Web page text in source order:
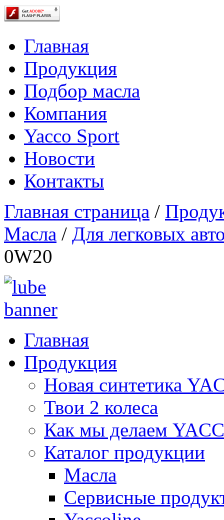
Главная
Продукция
Подбор масла
Компания
Yacco Sport
Новости
Контакты
Главная страница /
Масла / Для легковых
0W20
Главная
Продукция
Новая синтетика
Твои 2 колеса
Как мы делаем
Каталог продукции
Масла
Сервисные